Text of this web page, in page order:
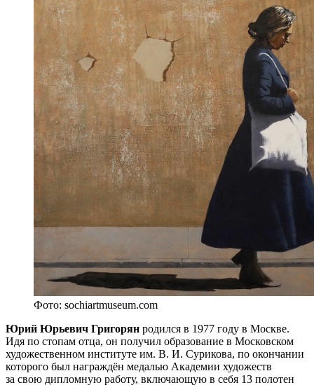
Фото: sochiartmuseum.com
Юрий Юрьевич Григорян родился в 1977 году в Москве.
Идя по стопам отца, он получил образование в Московском
художественном институте им. В. И. Сурикова, по окончании
которого был награждён медалью Академии художеств
за свою дипломную работу, включающую в себя 13 полотен